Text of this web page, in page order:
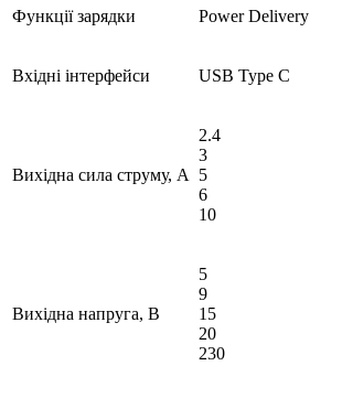
Функції зарядки Power Delivery
Вхідні інтерфейси USB Type C
Вихідна сила струму, А
2.4
3
5
6
10
Вихідна напруга, В
5
9
15
20
230